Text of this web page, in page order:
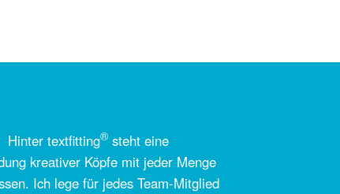
Hinter textfitting® steht eine
kreativer Köpfe mit jeder Menge
Ich lege für jedes Team-Mitglied